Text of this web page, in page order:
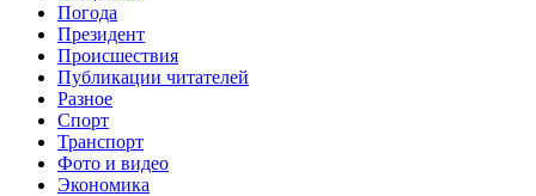
Погода
Президент
Происшествия
Публикации читателей
Разное
Спорт
Транспорт
Фото и видео
Экономика